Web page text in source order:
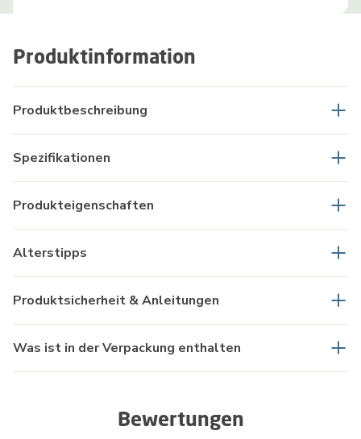
Produktinformation
Produktbeschreibung
Spezifikationen
Produkteigenschaften
Alterstipps
Produktsicherheit & Anleitungen
Was ist in der Verpackung enthalten
Bewertungen